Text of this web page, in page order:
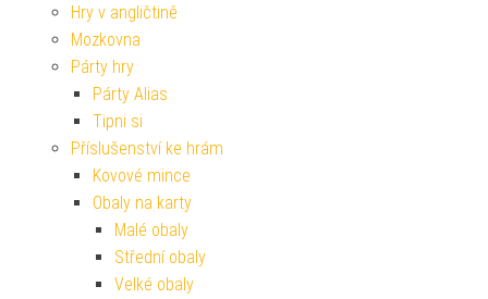
Hry v angličtině
Mozkovna
Párty hry
Párty Alias
Tipni si
Příslušenství ke hrám
Kovové mince
Obaly na karty
Malé obaly
Střední obaly
Velké obaly